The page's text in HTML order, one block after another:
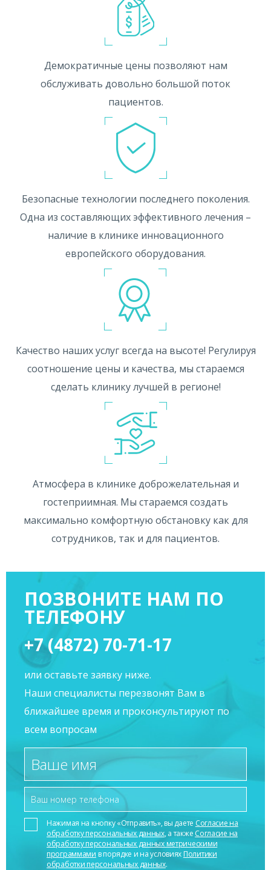
Демократичные цены позволяют нам
обслуживать довольно большой поток
пациентов.
Безопасные технологии последнего поколения.
Одна из составляющих эффективного лечения –
наличие в клинике инновационного
европейского оборудования.
Качество наших услуг всегда на высоте! Регулируя
соотношение цены и качества, мы стараемся
сделать клинику лучшей в регионе!
Атмосфера в клинике доброжелательная и
гостеприимная. Мы стараемся создать
максимально комфортную обстановку как для
сотрудников, так и для пациентов.
ПОЗВОНИТЕ НАМ ПО
ТЕЛЕФОНУ
+7 (4872) 70-71-17
или оставьте заявку ниже.
Наши специалисты перезвонят Вам в
ближайшее время и проконсультируют по
всем вопросам
Нажимая на кнопку «Отправить», вы даете Согласие на
обработку персональных данных, а также Согласие на
обработку персональных данных метрическими
программами в порядке и на условиях Политики
обработки персональных данных.